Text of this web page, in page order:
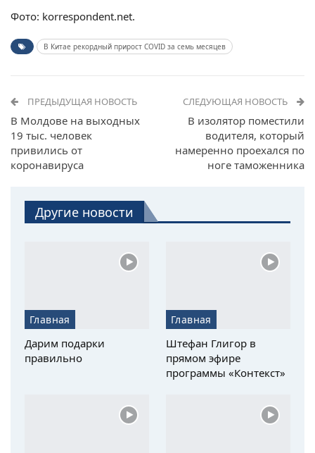
Фото: korrespondent.net.
В Китае рекордный прирост COVID за семь месяцев
ПРЕДЫДУЩАЯ НОВОСТЬ
В Молдове на выходных
19 тыс. человек
привились от
коронавируса
СЛЕДУЮЩАЯ НОВОСТЬ
В изолятор поместили
водителя, который
намеренно проехался по
ноге таможенника
Другие новости
Главная
Дарим подарки
правильно
Главная
Штефан Глигор в
прямом эфире
программы «Контекст»